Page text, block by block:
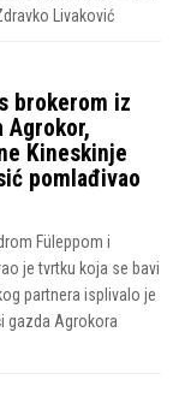
Livaković
brokerom iz
Agrokor,
Kineskinje
pomlađivao
Füleppom i
je tvrtku koja se bavi
partnera isplivalo je
gazda Agrokora